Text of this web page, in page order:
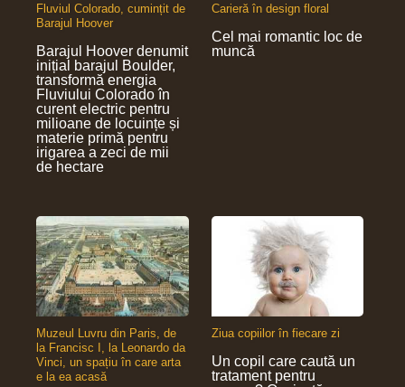
Fluviul Colorado, cumințit de
Barajul Hoover
Barajul Hoover denumit
inițial barajul Boulder,
transformă energia
Fluviului Colorado în
curent electric pentru
milioane de locuințe și
materie primă pentru
irigarea a zeci de mii
de hectare
Carieră în design floral
Cel mai romantic loc de
muncă
Muzeul Luvru din Paris, de
la Francisc I, la Leonardo da
Vinci, un spațiu în care arta
e la ea acasă
Ziua copiilor în fiecare zi
Un copil care caută un
tratament pentru